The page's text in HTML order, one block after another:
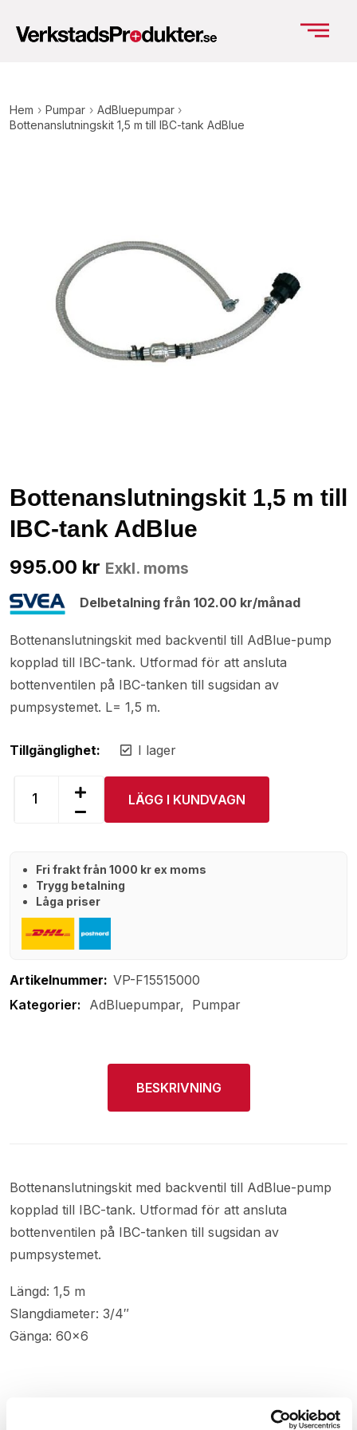
Hem › Pumpar › AdBluepumpar ›
Bottenanslutningskit 1,5 m till IBC-tank AdBlue
Delbetalning från 102.00 kr/månad
995.00 kr Exkl. moms
Bottenanslutningskit 1,5 m till
IBC-tank AdBlue
Bottenanslutningskit med backventil till AdBlue-pump
kopplad till IBC-tank. Utformad för att ansluta
bottenventilen på IBC-tanken till sugsidan av
pumpsystemet. L= 1,5 m.
Tillgänglighet: I lager
LÄGG I KUNDVAGN
Fri frakt från 1000 kr ex moms
Trygg betalning
Låga priser
Artikelnummer: VP-F15515000
AdBluepumpar
Pumpar
BESKRIVNING
Bottenanslutningskit med backventil till AdBlue-pump
kopplad till IBC-tank. Utformad för att ansluta
bottenventilen på IBC-tanken till sugsidan av
pumpsystemet.
Längd: 1,5 m
Slangdiameter: 3/4″
Gänga: 60×6
Relaterade produkter